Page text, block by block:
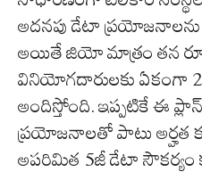
అదనపు డేటా
అయితే జియో మాత్రం తన
వినియోగదారులకు ఏకంగా
అందిస్తోంది. ఇప్పటికే ఈ
ప్రయోజనాలతో పాటు అర్హత
అపరిమిత 5జీ డేటా సౌకర్యం